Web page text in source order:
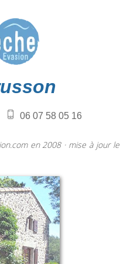
06 07 58 05 16
en 2008 · mise à jour le